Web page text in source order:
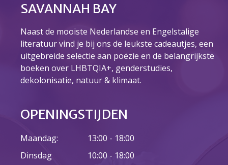
Stories of Belonging
Vacatures
Steun ons
Bestelformulier
Webshop
SAVANNAH BAY
Naast de mooiste Nederlandse en Engelstalige
literatuur vind je bij ons de leukste cadeautjes, een
uitgebreide selectie aan poëzie en de belangrijkste
boeken over LHBTQIA+, genderstudies,
dekolonisatie, natuur & klimaat.
OPENINGSTIJDEN
Maandag:
Dinsdag
13:00 - 18:00
10:00 - 18:00